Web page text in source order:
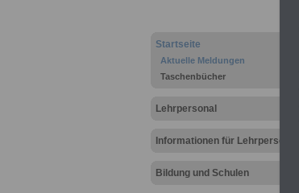
Startseite
Aktuelle Meldungen
Taschenbücher
Lehrpersonal
Informationen für Lehrpersonal
Bildung und Schulen